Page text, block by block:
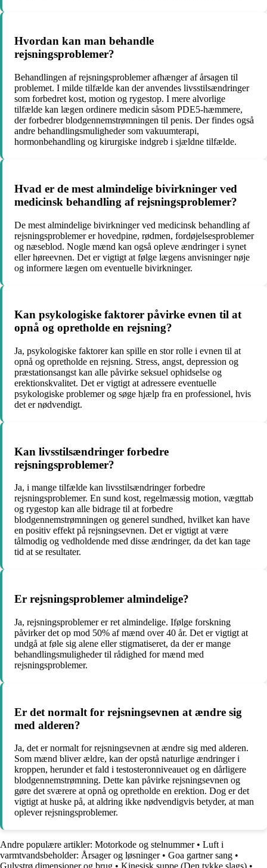
Hvordan kan man behandle
rejsningsproblemer?
Behandlingen af rejsningsproblemer afhænger af årsagen til
problemet. I milde tilfælde kan der anvendes livsstilsændringer
som forbedret kost, motion og rygestop. I mere alvorlige
tilfælde kan lægen ordinere medicin såsom PDE5-hæmmere,
der forbedrer blodgennemstrømningen til penis. Der findes også
andre behandlingsmuligheder som vakuumterapi,
hormonbehandling og kirurgiske indgreb i sjældne tilfælde.
Hvad er de mest almindelige bivirkninger ved
medicinsk behandling af rejsningsproblemer?
De mest almindelige bivirkninger ved medicinsk behandling af
rejsningsproblemer er hovedpine, rødmen, fordøjelsesproblemer
og næseblod. Nogle mænd kan også opleve ændringer i synet
eller høreevnen. Det er vigtigt at følge lægens anvisninger nøje
og informere lægen om eventuelle bivirkninger.
Kan psykologiske faktorer påvirke evnen til at
opnå og opretholde en rejsning?
Ja, psykologiske faktorer kan spille en stor rolle i evnen til at
opnå og opretholde en rejsning. Stress, angst, depression og
præstationsangst kan alle påvirke seksuel ophidselse og
erektionskvalitet. Det er vigtigt at adressere eventuelle
psykologiske problemer og søge hjælp fra en professionel, hvis
det er nødvendigt.
Kan livsstilsændringer forbedre
rejsningsproblemer?
Ja, i mange tilfælde kan livsstilsændringer forbedre
rejsningsproblemer. En sund kost, regelmæssig motion, vægttab
og rygestop kan alle bidrage til at forbedre
blodgennemstrømningen og generel sundhed, hvilket kan have
en positiv effekt på rejsningsevnen. Det er vigtigt at være
tålmodig og vedholdende med disse ændringer, da det kan tage
tid at se resultater.
Er rejsningsproblemer almindelige?
Ja, rejsningsproblemer er ret almindelige. Ifølge forskning
påvirker det op mod 50% af mænd over 40 år. Det er vigtigt at
undgå at føle sig alene eller stigmatiseret, da der er mange
behandlingsmuligheder til rådighed for mænd med
rejsningsproblemer.
Er det normalt for rejsningsevnen at ændre sig
med alderen?
Ja, det er normalt for rejsningsevnen at ændre sig med alderen.
Som mænd bliver ældre, kan der opstå naturlige ændringer i
kroppen, herunder et fald i testosteronniveauet og en dårligere
blodgennemstrømning. Dette kan påvirke rejsningsevnen og
gøre det sværere at opnå og opretholde en erektion. Dog er det
vigtigt at huske på, at aldring ikke nødvendigvis betyder, at man
oplever rejsningsproblemer.
Andre populære artikler: Motorkode og stelnummer• Luft i
varmtvandsbeholder: Årsager og løsninger• Goa gartner sang •